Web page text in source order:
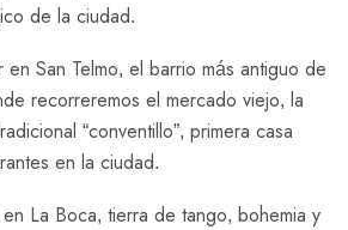
de la ciudad.
en San Telmo, el barrio más antiguo de
recorreremos el mercado viejo, la
“conventillo”, primera casa
en la ciudad.
La Boca, tierra de tango, bohemia y